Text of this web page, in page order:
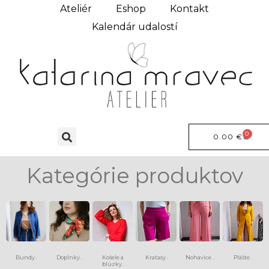
Ateliér Eshop
Kontakt
Kalendár udalostí
0.00 € 0
Kategórie produktov
Bundy Doplnky
Košele a
blúzky
Kraťasy Nohavice Plášte